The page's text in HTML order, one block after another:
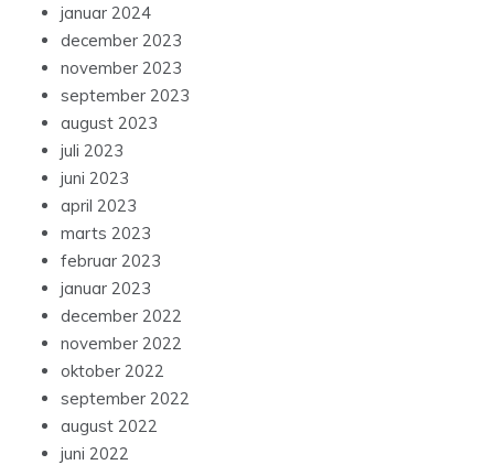
januar 2024
december 2023
november 2023
september 2023
august 2023
juli 2023
juni 2023
april 2023
marts 2023
februar 2023
januar 2023
december 2022
november 2022
oktober 2022
september 2022
august 2022
juni 2022